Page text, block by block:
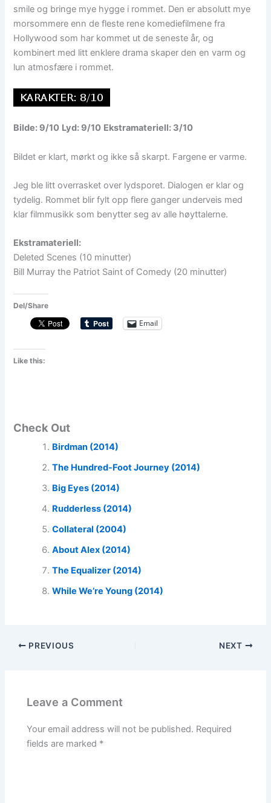
smile og bringe mye hygge i rommet. Den er absolutt mye
morsommere enn de fleste rene komediefilmene fra
Hollywood som har kommet ut de seneste år, og
kombinert med litt enklere drama skaper den en varm og
lun atmosfære i rommet.
Bilde: 9/10 Lyd: 9/10 Ekstramateriell: 3/10
Bildet er klart, mørkt og ikke så skarpt. Fargene er varme.
Jeg ble litt overrasket over lydsporet. Dialogen er klar og
tydelig. Rommet blir fylt opp flere ganger underveis med
klar filmmusikk som benytter seg av alle høyttalerne.
Ekstramateriell:
Deleted Scenes (10 minutter)
Bill Murray the Patriot Saint of Comedy (20 minutter)
Del/Share
Email
Like this:
Check Out
Birdman (2014)
The Hundred-Foot Journey (2014)
Big Eyes (2014)
Rudderless (2014)
Collateral (2004)
About Alex (2014)
The Equalizer (2014)
While We’re Young (2014)
PREVIOUS NEXT
Leave a Comment
Your email address will not be published. Required
fields are marked *